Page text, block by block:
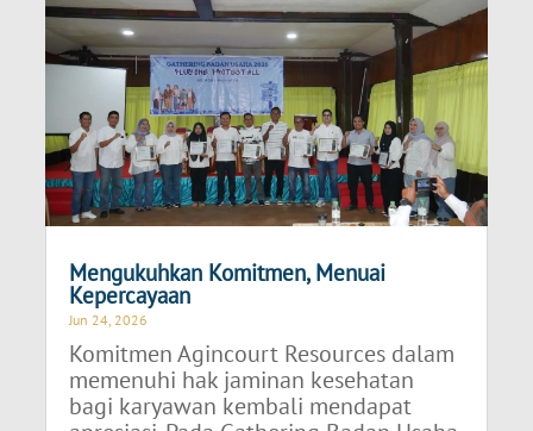
Mengukuhkan Komitmen, Menuai
Kepercayaan
Jun 24, 2026
Komitmen Agincourt Resources dalam
memenuhi hak jaminan kesehatan
bagi karyawan kembali mendapat